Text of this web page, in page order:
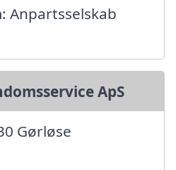
Anpartsselskab
ApS
Gørløse